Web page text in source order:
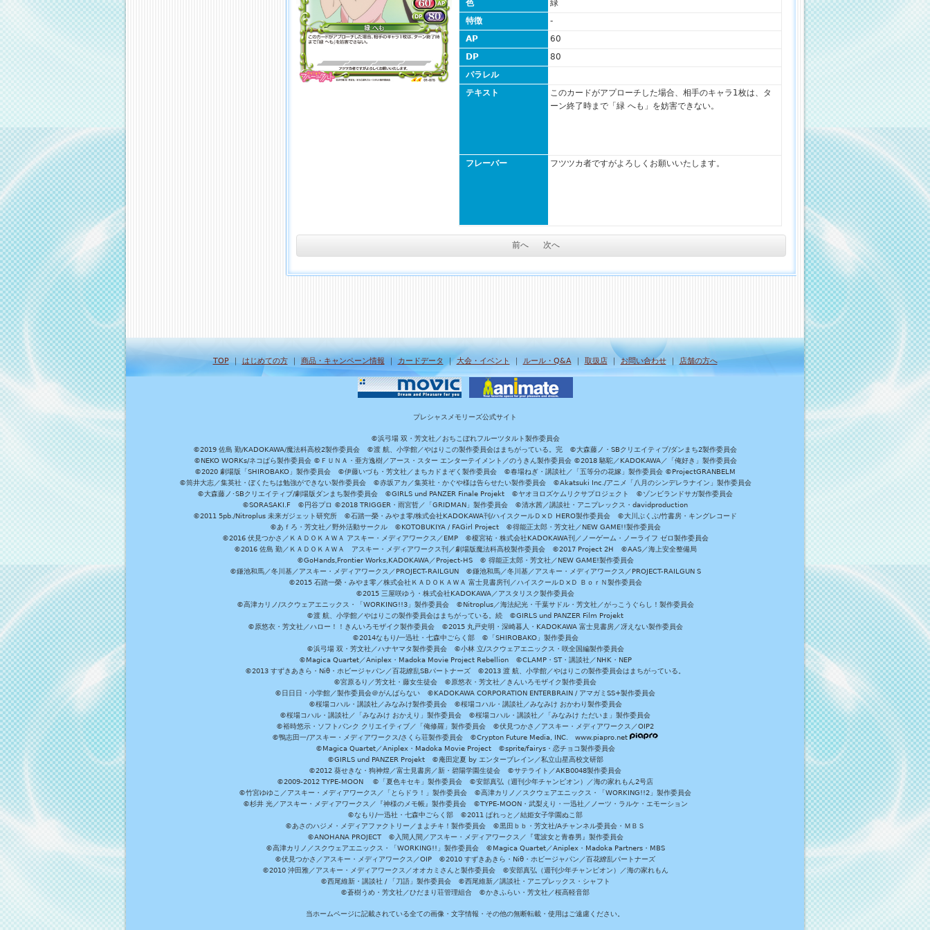
色
緑
特徴
-
AP
60
DP
80
パラレル
テキスト
このカードがアプローチした場合、相手のキャラ1枚は、タ
ーン終了時まで「緑 へも」を妨害できない。
フレーバー フツツカ者ですがよろしくお願いいたします。
前へ 次へ
TOP｜ はじめての方｜ 商品・キャンペーン情報 ｜ カードデータ ｜大会・イベント ｜ ルール・Q&A｜ 取扱店｜お問い合わせ｜ 店舗の方へ
プレシャスメモリーズ公式サイト
©浜弓場 双・芳文社／おちこぼれフルーツタルト製作委員会
©2019 佐島 勤/KADOKAWA/魔法科高校2製作委員会 ©渡 航、小学館／やはりこの製作委員会はまちがっている。完 ©大森藤ノ・SBクリエイティブ/ダンまち2製作委員会
©NEKO WORKs/ネコぱら製作委員会 ©ＦＵＮＡ・亜方逸樹／アース・スター エンターテイメント／のうきん製作委員会 ©2018 駱駝／KADOKAWA／「俺好き」製作委員会
©2020 劇場版「SHIROBAKO」製作委員会 ©伊藤いづも・芳文社／まちカドまぞく製作委員会 ©春場ねぎ・講談社／「五等分の花嫁」製作委員会 ©ProjectGRANBELM
©筒井大志／集英社・ぼくたちは勉強ができない製作委員会 ©赤坂アカ／集英社・かぐや様は告らせたい製作委員会 ©Akatsuki Inc./アニメ「八月のシンデレラナイン」製作委員会
©大森藤ノ･SBクリエイティブ/劇場版ダンまち製作委員会 ©GIRLS und PANZER Finale Projekt ©ヤオヨロズケムリクサプロジェクト ©ゾンビランドサガ製作委員会
©SORASAKI.F ©円谷プロ ©2018 TRIGGER・雨宮哲／「GRIDMAN」製作委員会 ©清水茜／講談社・アニプレックス・davidproduction
©2011 5pb./Nitroplus 未来ガジェット研究所 ©石踏一榮・みやま零/株式会社KADOKAWA刊/ハイスクールＤ×Ｄ HERO製作委員会 ©大川ぶくぶ/竹書房・キングレコード
©あｆろ・芳文社／野外活動サークル ©KOTOBUKIYA / FAGirl Project ©得能正太郎・芳文社／NEW GAME!!製作委員会
©2016 伏見つかさ／ＫＡＤＯＫＡＷＡ アスキー・メディアワークス／EMP ©榎宮祐・株式会社KADOKAWA刊／ノーゲーム・ノーライフ ゼロ製作委員会
©2016 佐島 勤／ＫＡＤＯＫＡＷＡ アスキー・メディアワークス刊／劇場版魔法科高校製作委員会 ©2017 Project 2H ©AAS／海上安全整備局
©GoHands,Frontier Works,KADOKAWA／Project-HS © 得能正太郎・芳文社／NEW GAME!製作委員会
©鎌池和馬／冬川基／アスキー・メディアワークス／PROJECT-RAILGUN ©鎌池和馬／冬川基／アスキー・メディアワークス／PROJECT-RAILGUN S
©2015 石踏一榮・みやま零／株式会社ＫＡＤＯＫＡＷＡ 富士見書房刊／ハイスクールＤ×Ｄ ＢｏｒＮ製作委員会
©2015 三屋咲ゆう・株式会社KADOKAWA／アスタリスク製作委員会
©高津カリノ/スクウェアエニックス・「WORKING!!3」製作委員会 ©Nitroplus／海法紀光・千葉サドル・芳文社／がっこうぐらし！製作委員会
©渡 航、小学館／やはりこの製作委員会はまちがっている。続 ©GIRLS und PANZER Film Projekt
©原悠衣・芳文社／ハロー！！きんいろモザイク製作委員会 ©2015 丸戸史明・深崎暮人・KADOKAWA 富士見書房／冴えない製作委員会
©2014なもり/一迅社・七森中ごらく部 ©「SHIROBAKO」製作委員会
©浜弓場 双・芳文社／ハナヤマタ製作委員会 ©小林 立/スクウェアエニックス・咲全国編製作委員会
©Magica Quartet／Aniplex・Madoka Movie Project Rebellion ©CLAMP・ST・講談社／NHK・NEP
©2013 すずきあきら・Niθ・ホビージャパン／百花繚乱SBパートナーズ ©2013 渡 航、小学館／やはりこの製作委員会はまちがっている。
©宮原るり／芳文社・藤女生徒会 ©原悠衣・芳文社／きんいろモザイク製作委員会
©日日日・小学館／製作委員会＠がんばらない ©KADOKAWA CORPORATION ENTERBRAIN / アマガミSS+製作委員会
©桜場コハル・講談社／みなみけ製作委員会 ©桜場コハル・講談社／みなみけ おかわり製作委員会
©桜場コハル・講談社／「みなみけ おかえり」製作委員会 ©桜場コハル・講談社／「みなみけ ただいま」製作委員会
©裕時悠示・ソフトバンク クリエイティブ／「俺修羅」製作委員会 ©伏見つかさ／アスキー・メディアワークス／OIP2
©鴨志田一/アスキー・メディアワークス/さくら荘製作委員会 ©Crypton Future Media, INC. www.piapro.net
©Magica Quartet／Aniplex・Madoka Movie Project ©sprite/fairys・恋チョコ製作委員会
©GIRLS und PANZER Projekt ©庵田定夏 by エンターブレイン／私立山星高校文研部
©2012 葵せきな・狗神煌／富士見書房／新・碧陽学園生徒会 ©サテライト／AKB0048製作委員会
©2009-2012 TYPE-MOON ©「夏色キセキ」製作委員会 ©安部真弘（週刊少年チャンピオン）／海の家れもん2号店
©竹宮ゆゆこ／アスキー・メディアワークス／「とらドラ！」製作委員会 ©高津カリノ／スクウェアエニックス・「WORKING!!2」製作委員会
©杉井 光／アスキー・メディアワークス／『神様のメモ帳』製作委員会 ©TYPE-MOON・武梨えり・一迅社／ノーツ・ラルケ・エモーション
©なもり/一迅社・七森中ごらく部 ©2011 ぱれっと／結姫女子学園ぬこ部
©あさのハジメ・メディアファクトリー／まよチキ！製作委員会 ©黒田ｂｂ・芳文社/Aチャンネル委員会・ＭＢＳ
©ANOHANA PROJECT ©入間人間／アスキー・メディアワークス／『電波女と青春男』製作委員会
©高津カリノ／スクウェアエニックス・「WORKING!!」製作委員会 ©Magica Quartet／Aniplex・Madoka Partners・MBS
©伏見つかさ／アスキー・メディアワークス／OIP ©2010 すずきあきら・Niθ・ホビージャパン／百花繚乱パートナーズ
©2010 沖田雅／アスキー・メディアワークス／オオカミさんと製作委員会 ©安部真弘（週刊少年チャンピオン）／海の家れもん
©西尾維新・講談社 / 「刀語」製作委員会 ©西尾維新／講談社・アニプレックス・シャフト
©蒼樹うめ・芳文社／ひだまり荘管理組合 ©かきふらい・芳文社／桜高軽音部
当ホームページに記載されている全ての画像・文字情報・その他の無断転載・使用はご遠慮ください。